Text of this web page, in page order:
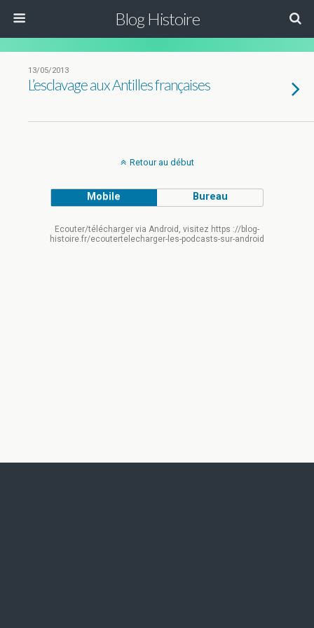
Blog Histoire
13/05/2013
L’esclavage aux Antilles françaises
Retour au début
Mobile Bureau
Ecouter/télécharger via Android, visitez https ://blog-
histoire.fr/ecoutertelecharger-les-podcasts-sur-android